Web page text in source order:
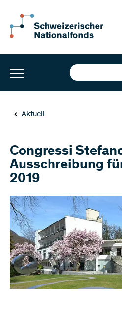
Aktuell
Congressi
Ausschreibung
2019